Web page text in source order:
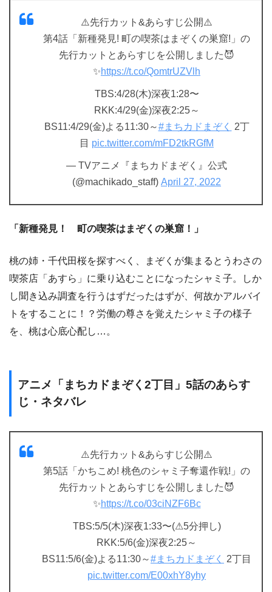
⚠️先行カット&あらすじ公開⚠️
第4話「新種発見! 町の喫茶はまぞくの巣窟!」の
先行カットとあらすじを公開しました😈
✨https://t.co/QomtrUZVlh
TBS:4/28(木)深夜1:28〜
RKK:4/29(金)深夜2:25～
BS11:4/29(金)よる11:30～#まちカドまぞく
2丁
目 pic.twitter.com/mFD2tkRGfM
— TVアニメ『まちカドまぞく』公式
(@machikado_staff) April 27, 2022
「新種発見！ 町の喫茶はまぞくの巣窟！」
桃の姉・千代田桜を探すべく、まぞくが集まるとうわさの
喫茶店「あすら」に乗り込むことになったシャミ子。しか
し聞き込み調査を行うはずだったはずが、何故かアルバイ
トをすることに！？労働の尊さを覚えたシャミ子の様子
を、桃は心底心配し…。
アニメ「まちカドまぞく2丁目」5話のあらす
じ・ネタバレ
⚠️先行カット&あらすじ公開⚠️
第5話「かちこめ! 桃色のシャミ子奪還作戦!」の
先行カットとあらすじを公開しました😈
✨https://t.co/03ciNZF6Bc
TBS:5/5(木)深夜1:33〜(⚠︎5分押し)
RKK:5/6(金)深夜2:25～
BS11:5/6(金)よる11:30～#まちカドまぞく
2丁目
pic.twitter.com/E00xhY8yhy